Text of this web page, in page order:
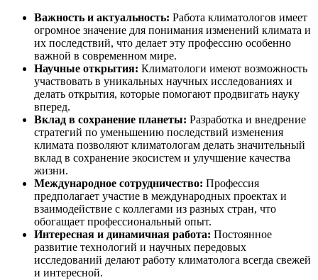
Важность и актуальность: Работа климатологов имеет
огромное значение для понимания изменений климата и
их последствий, что делает эту профессию особенно
важной в современном мире.
Научные открытия: Климатологи имеют возможность
участвовать в уникальных научных исследованиях и
делать открытия, которые помогают продвигать науку
вперед.
Вклад в сохранение планеты: Разработка и внедрение
стратегий по уменьшению последствий изменения
климата позволяют климатологам делать значительный
вклад в сохранение экосистем и улучшение качества
жизни.
Международное сотрудничество: Профессия
предполагает участие в международных проектах и
взаимодействие с коллегами из разных стран, что
обогащает профессиональный опыт.
Интересная и динамичная работа: Постоянное
развитие технологий и научных передовых
исследований делают работу климатолога всегда свежей
и интересной.